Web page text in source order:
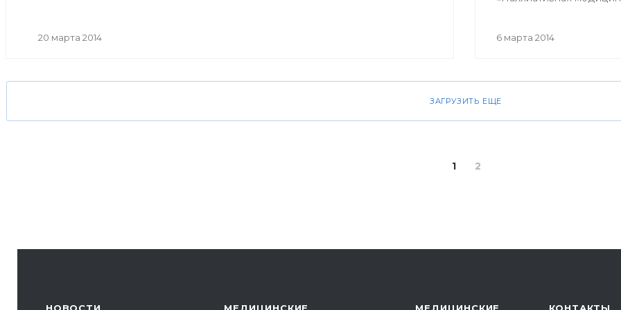
20 марта 2014
кардиологи, неврологи,
онкологи, педиатры,
6 марта 2014
ЗАГРУЗИТЬ ЕЩЕ
1 2